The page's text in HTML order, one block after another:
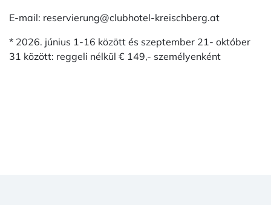
E-mail: reservierung@clubhotel-kreischberg.at
* 2026. június 1-16 között és szeptember 21- október
31 között: reggeli nélkül € 149,- személyenként